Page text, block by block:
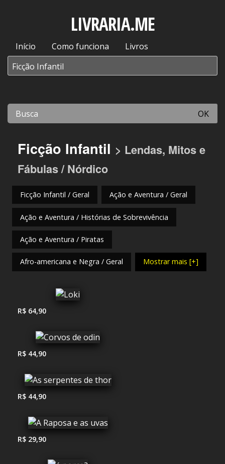
LIVRARIA.ME
Início Como funciona Livros
OK
Ficção Infantil > Lendas, Mitos e
Fábulas / Nórdico
Ficção Infantil / Geral Ação e Aventura / Geral
Ação e Aventura / Histórias de Sobrevivência
Ação e Aventura / Piratas
Afro-americana e Negra / Geral Mostrar mais [+]
R$ 64,90
R$ 44,90
R$ 44,90
R$ 29,90